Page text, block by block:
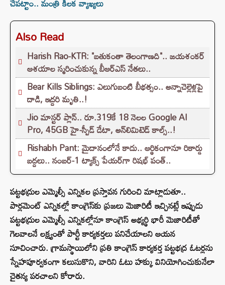
చేపట్టాం.. మంత్రి కీలక వ్యాఖ్యలు
Also Read
Harish Rao-KTR: "బతుకంతా తెలంగాణది".. జయశంకర్
ఆశయాల స్మరించుకున్న బీఆర్ఎస్ నేతలు..
Bear Kills Siblings: ఎలుగుబంటి బీభత్సం.. అన్నాచెల్లెళ్లపై
దాడి, ఇద్దరి మృతి..!
Jio మాస్టర్ ప్లాన్.. రూ.319కే 18 నెలల Google AI
Pro, 45GB హై-స్పీడ్ డేటా, అన్⁭లిమిటెడ్ కాల్స్..!
Rishabh Pant: మైదానంలోనే కాదు.. ఆర్థికంగానూ రికార్డు
బద్దలు.. నంబర్-1 ట్యాక్స్ పేయర్‌గా రిషభ్ పంత్..
పట్టభద్రుల ఎమ్మెల్సీ ఎన్నికల ప్రస్తావన గురించి మాట్లాడుతూ..
పార్లమెంట్ ఎన్నికల్లో కాంగ్రెస్‌కు ప్రజలు మెజారిటీ ఇచ్చినట్లే ఇప్పుడు
పట్టభద్రుల ఎమ్మెల్సీ ఎన్నికల్లోనూ కాంగ్రెస్ అభ్యర్థి భారీ మెజారిటీతో
గెలవాలనే లక్ష్యంతో పార్టీ కార్యకర్తలు పనిచేయాలని ఆయన
సూచించారు. గ్రామస్థాయిలోని ప్రతి కాంగ్రెస్ కార్యకర్త పట్టభద్ర ఓటర్లను
స్నేహపూర్వకంగా కలుసుకొని, వారిని ఓటు హక్కు వినియోగించుకునేలా
చైతన్య పరచాలని కోరారు.